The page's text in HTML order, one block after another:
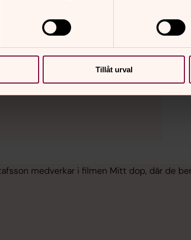
Tillåt urval
för inställningar.
medverkar i filmen Mitt dop, där de